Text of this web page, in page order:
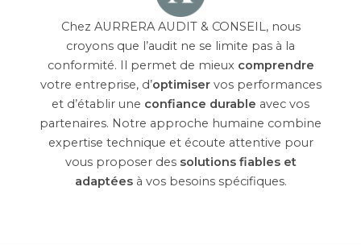
Chez AURRERA AUDIT & CONSEIL, nous
croyons que l’audit ne se limite pas à la
conformité. Il permet de mieux comprendre
votre entreprise, d’optimiservos performances
et d’établir une confiance durable avec vos
partenaires. Notre approche humaine combine
expertise technique et écoute attentive pour
vous proposer des solutions fiables et
adaptées à vos besoins spécifiques.